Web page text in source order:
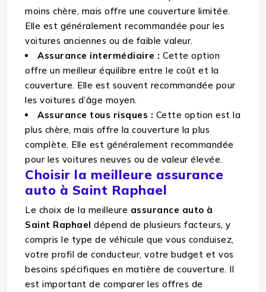
moins chère, mais offre une couverture limitée.
Elle est généralement recommandée pour les
voitures anciennes ou de faible valeur.
Assurance intermédiaire : Cette option
offre un meilleur équilibre entre le coût et la
couverture. Elle est souvent recommandée pour
les voitures d’âge moyen.
Assurance tous risques : Cette option est la
plus chère, mais offre la couverture la plus
complète. Elle est généralement recommandée
pour les voitures neuves ou de valeur élevée.
Choisir la meilleure assurance
auto à Saint Raphael
Le choix de la meilleure assurance auto à
Saint Raphael dépend de plusieurs facteurs, y
compris le type de véhicule que vous conduisez,
votre profil de conducteur, votre budget et vos
besoins spécifiques en matière de couverture. Il
est important de comparer les offres de